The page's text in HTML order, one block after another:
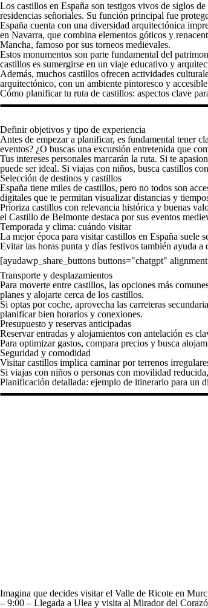
Los castillos en España son testigos vivos de siglos
residencias señoriales. Su función principal fue
España cuenta con una diversidad arquitectónica
en Navarra, que combina elementos góticos y
Mancha, famoso por sus torneos medievales.
Estos monumentos son parte fundamental del
castillos es sumergirse en un viaje educativo y
Además, muchos castillos ofrecen actividades
arquitectónico, con un ambiente pintoresco y
Cómo planificar tu ruta de castillos: aspectos clave
Definir objetivos y tipo de experiencia
Antes de empezar a planificar, es fundamental tener
eventos? ¿O buscas una excursión entretenida que
Tus intereses personales marcarán la ruta. Si te
puede ser ideal. Si viajas con niños, busca castillos
Selección de destinos y castillos
España tiene miles de castillos, pero no todos son
digitales que te permitan visualizar distancias y
Prioriza castillos con relevancia histórica y buenas
el Castillo de Belmonte destaca por sus eventos
Temporada y clima: cuándo visitar
La mejor época para visitar castillos en España suele
Evitar las horas punta y días festivos también ayuda
[ayudawp_share_buttons buttons="chatgpt"
Transporte y desplazamientos
Para moverte entre castillos, las opciones más
planes y alojarte cerca de los castillos.
Si optas por coche, aprovecha las carreteras
planificar bien horarios y conexiones.
Presupuesto y reservas anticipadas
Reservar entradas y alojamientos con antelación es
Para optimizar gastos, compara precios y busca
Seguridad y comodidad
Visitar castillos implica caminar por terrenos
Si viajas con niños o personas con movilidad
Planificación detallada: ejemplo de itinerario para un
Imagina que decides visitar el Valle de Ricote en
– 9:00 – Llegada a Ulea y visita al Mirador del